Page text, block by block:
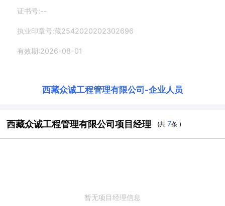
证书号:--
执业印章号:藏2542020202302696
有效期:2026-08-01
西藏众诚工程管理有限公司 -企业人员
西藏众诚工程管理有限公司项目经理 (共7条 )
暂无项目经理信息